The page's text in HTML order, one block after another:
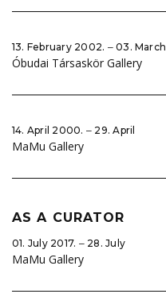
13. February 2002. ‒ 03. March
Óbudai Társaskör Gallery
14. April 2000. ‒ 29. April
MaMu Gallery
AS A CURATOR
01. July 2017. ‒ 28. July
MaMu Gallery